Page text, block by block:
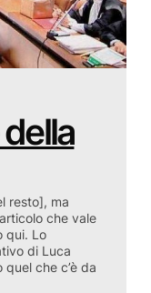
resto], ma
che vale
qui. Lo
di Luca
che c’è da